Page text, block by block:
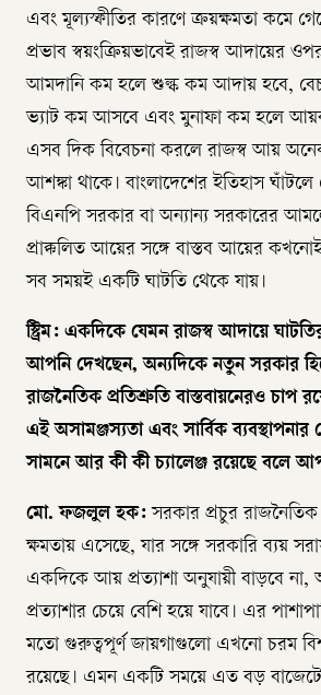
এবং মূল্যস্ফীতির কারণে ক্রয়ক্ষমতা কমে
প্রভাব স্বয়ংক্রিয়ভাবেই রাজস্ব আদায়ের
আমদানি কম হলে শুল্ক কম আদায় হবে,
ভ্যাট কম আসবে এবং মুনাফা কম হলে
এসব দিক বিবেচনা করলে রাজস্ব আয়
আশঙ্কা থাকে। বাংলাদেশের ইতিহাস
বিএনপি সরকার বা অন্যান্য সরকারের
প্রাক্কলিত আয়ের সঙ্গে বাস্তব আয়ের
সব সময়ই একটি ঘাটতি থেকে যায়।
স্ট্রিম: একদিকে যেমন রাজস্ব আদায়ে
আপনি দেখছেন, অন্যদিকে নতুন সরকার
রাজনৈতিক প্রতিশ্রুতি বাস্তবায়নেরও চাপ
এই অসামঞ্জস্যতা এবং সার্বিক ব্যবস্থাপনার
সামনে আর কী কী চ্যালেঞ্জ রয়েছে বলে
মো. ফজলুল হক: সরকার প্রচুর রাজনৈতিক
ক্ষমতায় এসেছে, যার সঙ্গে সরকারি ব্যয়
একদিকে আয় প্রত্যাশা অনুযায়ী বাড়বে না,
প্রত্যাশার চেয়ে বেশি হয়ে যাবে। এর
মতো গুরুত্বপূর্ণ জায়গাগুলো এখনো চরম
রয়েছে। এমন একটি সময়ে এত বড়